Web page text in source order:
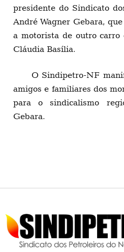
presidente do Sindicato
André Wagner Gebara,
a motorista de outro carro
Cláudia Basília.
O Sindipetro-NF
amigos e familiares dos
para o sindicalismo
Gebara.